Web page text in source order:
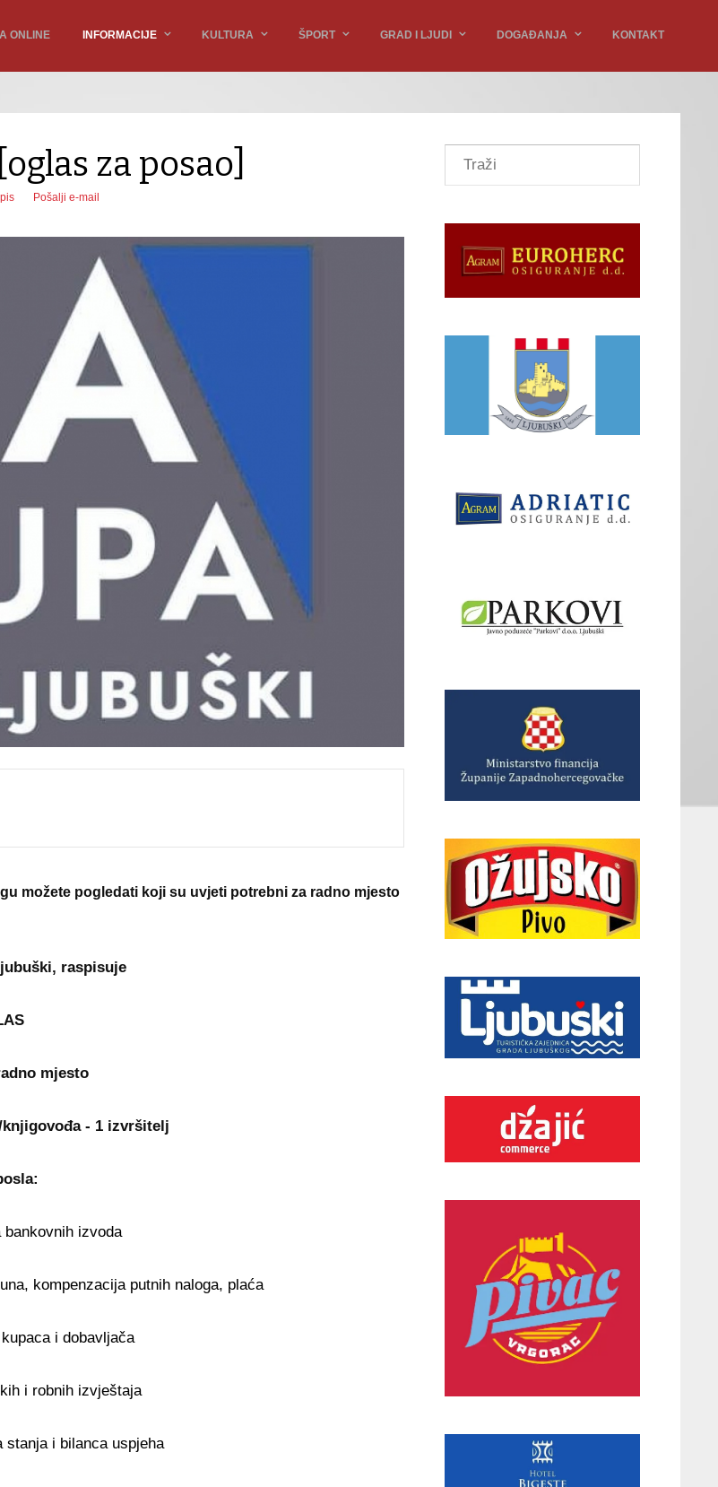
ONLINE INFORMACIJE KULTURA ŠPORT GRAD I LJUDI DOGAĐANJA KONTAKT
za posao]
Pošalji e-mail
možete pogledati koji su uvjeti potrebni za radno mjesto
raspisuje
mjesto
- 1 izvršitelj
bankovnih izvoda
kompenzacija putnih naloga, plaća
i dobavljača
i robnih izvještaja
stanja i bilanca uspjeha